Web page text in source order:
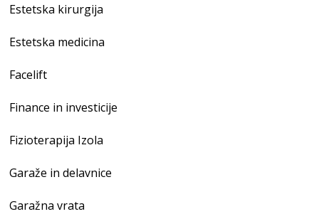
Estetska kirurgija
Estetska medicina
Facelift
Finance in investicije
Fizioterapija Izola
Garaže in delavnice
Garažna vrata